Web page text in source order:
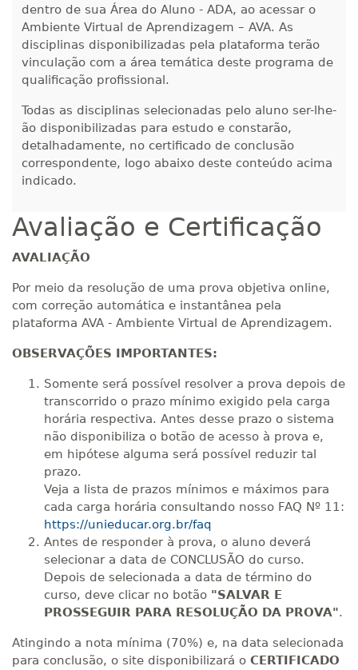
dentro de sua Área do Aluno - ADA, ao acessar o
Ambiente Virtual de Aprendizagem – AVA. As
disciplinas disponibilizadas pela plataforma terão
vinculação com a área temática deste programa de
qualificação profissional.
Todas as disciplinas selecionadas pelo aluno ser-lhe-
ão disponibilizadas para estudo e constarão,
detalhadamente, no certificado de conclusão
correspondente, logo abaixo deste conteúdo acima
indicado.
Avaliação e Certificação
AVALIAÇÃO
Por meio da resolução de uma prova objetiva online,
com correção automática e instantânea pela
plataforma AVA - Ambiente Virtual de Aprendizagem.
OBSERVAÇÕES IMPORTANTES:
Somente será possível resolver a prova depois de
transcorrido o prazo mínimo exigido pela carga
horária respectiva. Antes desse prazo o sistema
não disponibiliza o botão de acesso à prova e,
em hipótese alguma será possível reduzir tal
prazo.
Veja a lista de prazos mínimos e máximos para
cada carga horária consultando nosso FAQ Nº 11:
https://unieducar.org.br/faq
Antes de responder à prova, o aluno deverá
selecionar a data de CONCLUSÃO do curso.
Depois de selecionada a data de término do
curso, deve clicar no botão "SALVAR E
PROSSEGUIR PARA RESOLUÇÃO DA PROVA".
Atingindo a nota mínima (70%) e, na data selecionada
para conclusão, o site disponibilizará o CERTIFICADO